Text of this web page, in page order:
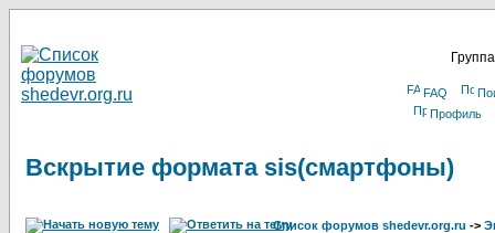
FAQ
Профиль
Вскрытие формата sis(смартфоны)
Список форумов shedevr.org.ru ->